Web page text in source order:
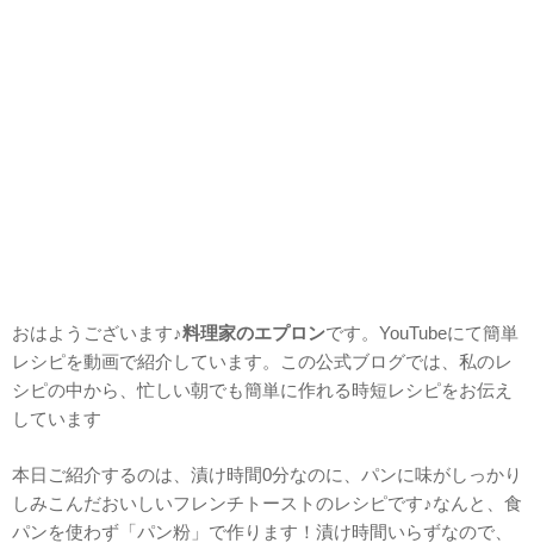
おはようございます♪料理家のエプロンです。YouTubeにて簡単
レシピを動画で紹介しています。この公式ブログでは、私のレ
シピの中から、忙しい朝でも簡単に作れる時短レシピをお伝え
しています
本日ご紹介するのは、漬け時間0分なのに、パンに味がしっかり
しみこんだおいしいフレンチトーストのレシピです♪なんと、食
パンを使わず「パン粉」で作ります！漬け時間いらずなので、